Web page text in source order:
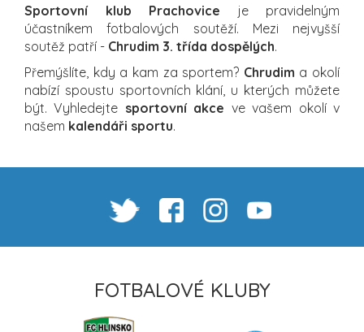
Sportovní klub Prachovice je pravidelným
účastníkem fotbalových soutěží. Mezi nejvyšší
soutěž patří - Chrudim 3. třída dospělých.
Přemýšlíte, kdy a kam za sportem? Chrudim a okolí
nabízí spoustu sportovních klání, u kterých můžete
být. Vyhledejte sportovní akce ve vašem okolí v
našem kalendáři sportu.
FOTBALOVÉ KLUBY